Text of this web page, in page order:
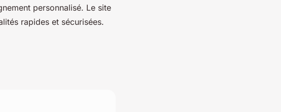
personnalisé. Le site
rapides et sécurisées.